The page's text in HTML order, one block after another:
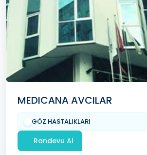
MEDICANA AVCILAR
GÖZ HASTALIKLARI
Randevu Al